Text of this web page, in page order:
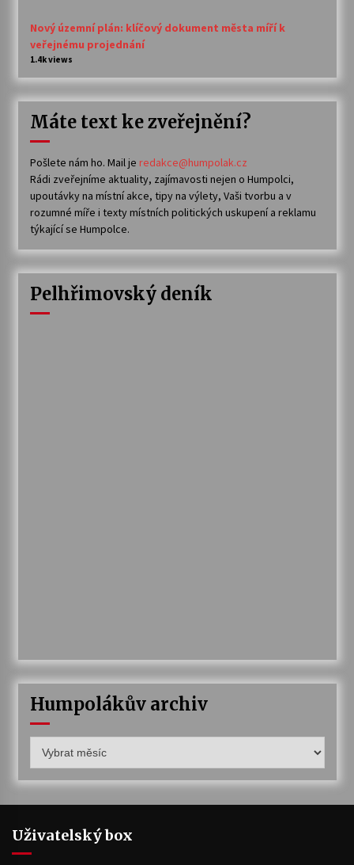
Nový územní plán: klíčový dokument města míří k
veřejnému projednání
1.4k views
Máte text ke zveřejnění?
Pošlete nám ho. Mail je redakce@humpolak.cz
Rádi zveřejníme aktuality, zajímavosti nejen o Humpolci,
upoutávky na místní akce, tipy na výlety, Vaši tvorbu a v
rozumné míře i texty místních politických uskupení a reklamu
týkající se Humpolce.
Pelhřimovský deník
Humpolákův archiv
archiv
Uživatelský box